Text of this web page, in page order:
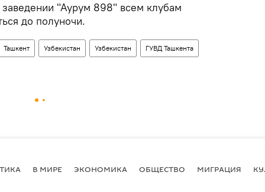
"Аурум 898" всем клубам
до полуночи.
Ташкент Узбекистан Узбекистан ГУВД Ташкента
В МИРЕ ЭКОНОМИКА ОБЩЕСТВО МИГРАЦИЯ